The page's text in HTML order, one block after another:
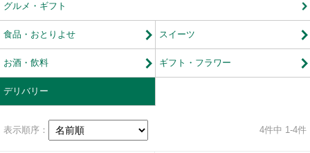
グルメ・ギフト
食品・おとりよせ スイーツ
お酒・飲料 ギフト・フラワー
デリバリー
表示順序： 4件中 1-4件